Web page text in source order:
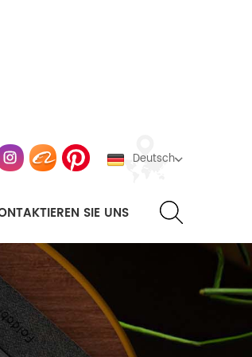
Deutsch
SIE UNS